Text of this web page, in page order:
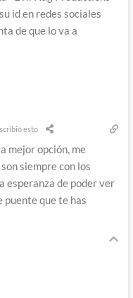
id en redes sociales
de que lo va a
esto
mejor opción, me
siempre con los
esperanza de poder ver
puente que te has